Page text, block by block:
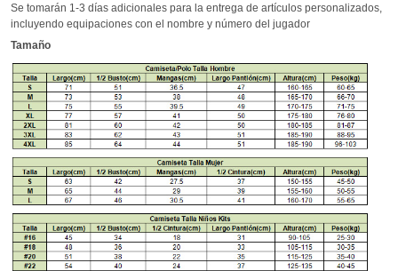
Se tomarán 1-3 días adicionales para la entrega de artículos personalizados,
incluyendo equipaciones con el nombre y número del jugador
Tamaño